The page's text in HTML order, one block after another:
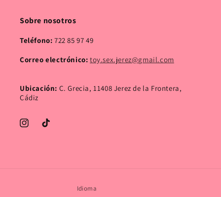
Sobre nosotros
Teléfono: 722 85 97 49
Correo electrónico: toy.sex.jerez@gmail.com
Ubicación: C. Grecia, 11408 Jerez de la Frontera,
Cádiz
InstagramTikTok
Idioma